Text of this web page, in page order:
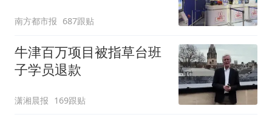
南方都市报 687跟贴
牛津百万项目被指草台班
子学员退款
潇湘晨报 169跟贴